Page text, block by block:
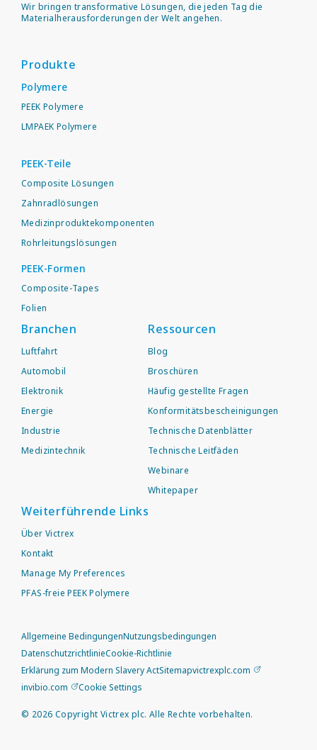
Wir bringen transformative Lösungen, die jeden Tag die
Materialherausforderungen der Welt angehen.
Produkte
Polymere
PEEK Polymere
LMPAEK Polymere
PEEK-Teile
Composite Lösungen
Zahnradlösungen
Medizinproduktekomponenten
Rohrleitungslösungen
PEEK-Formen
Composite-Tapes
Folien
Branchen
Luftfahrt
Automobil
Elektronik
Energie
Industrie
Medizintechnik
Ressourcen
Blog
Broschüren
Häufig gestellte Fragen
Konformitätsbescheinigungen
Technische Datenblätter
Technische Leitfäden
Webinare
Whitepaper
Weiterführende Links
Über Victrex
Kontakt
Manage My Preferences
PFAS-freie PEEK Polymere
Allgemeine BedingungenNutzungsbedingungen
DatenschutzrichtlinieCookie-Richtlinie
Erklärung zum Modern Slavery ActSitemapvictrexplc.com
invibio.com
Cookie Settings
© 2026 Copyright Victrex plc. Alle Rechte vorbehalten.